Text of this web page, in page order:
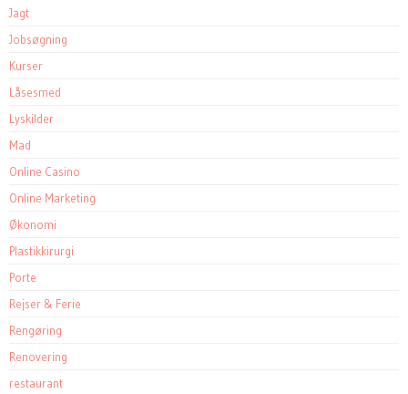
Jagt
Jobsøgning
Kurser
Låsesmed
Lyskilder
Mad
Online Casino
Online Marketing
Økonomi
Plastikkirurgi
Porte
Rejser & Ferie
Rengøring
Renovering
restaurant